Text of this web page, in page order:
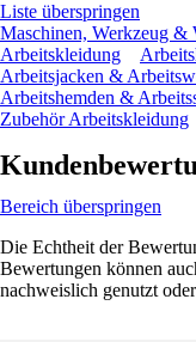
Liste überspringen
Maschinen, Werkzeug &
Arbeitskleidung
Arbeitsjacken &
Arbeitshemden &
Zubehör Arbeitskleidung
Bereich überspringen
Die Echtheit der
Bewertungen können
nachweislich genutzt